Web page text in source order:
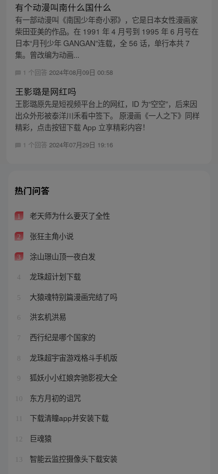
有个动漫叫南什么国什么
有一部动漫叫《南国少年奇小邪》，它是日本女性漫画家
柴田亚美的作品。在 1991 年 4 月号到 1995 年 6 月号在
日本“月刊少年 GANGAN”连载，全 56 话，单行本共 7
集。曾改编为动画...
1 个回答 2024年08月09日 00:58
王影璐是网红吗
王影璐原先是短视频平台上的网红，ID 为“空空”，后来因
出众外形被泰洋川禾看中签下。 原漫画《一人之下》同样
精彩，点击按钮下载 App 立享精彩内容！
1 个回答 2024年07月29日 19:16
热门问答
1 老天师为什么要灭了全性
2 张狂主角小说
3 涂山璟山顶一夜白发
4 龙珠超计划下载
5 大猿魂特别篇漫画完结了吗
6 洪玄机洪易
7 西行纪是哪个国家的
8 龙珠超宇宙游戏格斗手机版
9 狐妖小小红娘奔驰影视大全
10 东方月初的诅咒
下载清瞳app并安装下载
12 巨魂猿
13 智能云监控摄像头下载安装